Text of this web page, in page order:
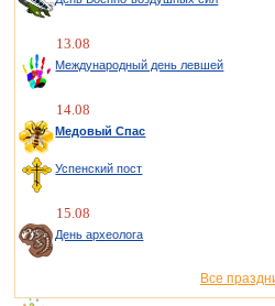
13.08
Международный день левшей
14.08
Медовый Спас
Успенский пост
15.08
День археолога
Все